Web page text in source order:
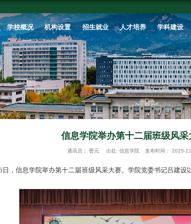
首页 学校概况 机构设置
信